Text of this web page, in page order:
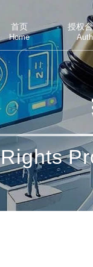
首页
Home
授权
Auth
Rights